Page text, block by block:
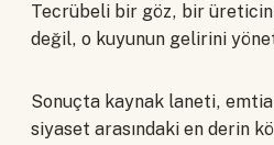
Tecrübeli bir göz, bir
değil, o kuyunun gelirini
Sonuçta kaynak laneti,
siyaset arasındaki en derin